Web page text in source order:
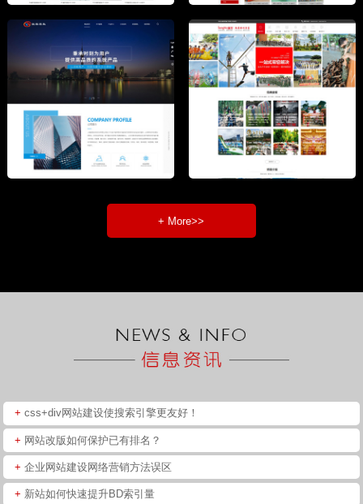
+ More>>
+ css+div网站建设使搜索引擎更友好！
+ 网站改版如何保护已有排名？
+ 企业网站建设网络营销方法误区
+ 新站如何快速提升BD索引量